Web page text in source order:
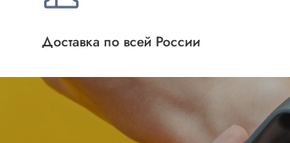
Доставка по всей России